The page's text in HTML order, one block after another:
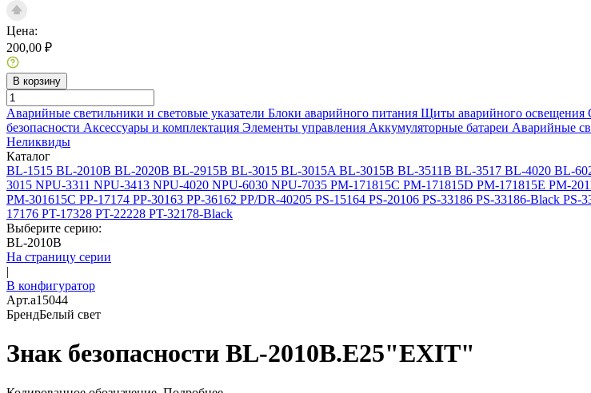
Цена:
200,00 ₽
В корзину
Аварийные светильники и световые указатели Блоки аварийного питания Щиты аварийного освещения
безопасности Аксессуары и комплектация Элементы управления Аккумуляторные батареи Аварийные
Неликвиды
Каталог
BL-1515 BL-2010B BL-2020B BL-2915B BL-3015 BL-3015A BL-3015B BL-3511B BL-3517 BL-4020 BL-
3015 NPU-3311 NPU-3413 NPU-4020 NPU-6030 NPU-7035 PM-171815C PM-171815D PM-171815E PM-
PM-301615C PP-17174 PP-30163 PP-36162 PP/DR-40205 PS-15164 PS-20106 PS-33186 PS-33186-Black PS-
17176 PT-17328 PT-22228 PT-32178-Black
Выберите серию:
BL-2010B
На страницу серии
|
В конфигуратор
Арт.a15044
БрендБелый свет
Знак безопасности BL-2010B.E25"EXIT"